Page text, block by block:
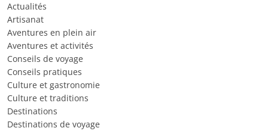
Actualités
Artisanat
Aventures en plein air
Aventures et activités
Conseils de voyage
Conseils pratiques
Culture et gastronomie
Culture et traditions
Destinations
Destinations de voyage